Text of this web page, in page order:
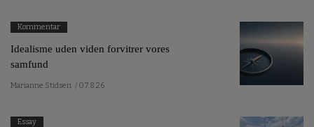
Kommentar
Idealisme uden viden forvitrer vores
samfund
Marianne Stidsen / 07.8.26
Essay